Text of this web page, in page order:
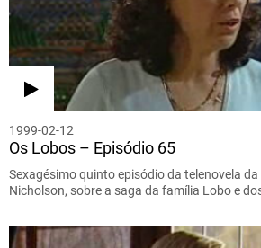
1999-02-12
Os Lobos – Episódio 65
Sexagésimo quinto episódio da telenovela
Nicholson, sobre a saga da família Lobo e